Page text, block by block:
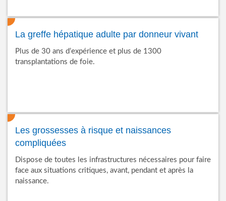
La greffe hépatique adulte par donneur vivant
Plus de 30 ans d’expérience et plus de 1300
transplantations de foie.
Les grossesses à risque et naissances
compliquées
Dispose de toutes les infrastructures nécessaires pour faire
face aux situations critiques, avant, pendant et après la
naissance.